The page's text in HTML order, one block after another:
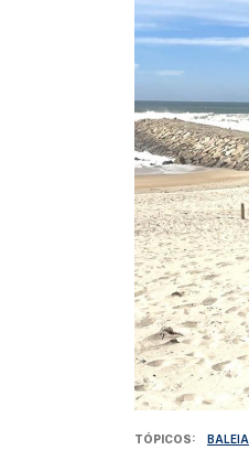
TÓPICOS BALEIA